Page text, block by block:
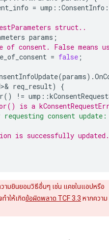
= ump ::ConsentInfo
struct..
params ;
consent. False means
= false ;
(params).
& req_result)
{
() != ump ::
is a
requesting consent update:
is successfully updated.
วามยินยอมวิธีอื่นๆ เช่น แคชในแอปหรือ
ำให้เกิดข้อผิดพลาด TCF 3.3 หากความ